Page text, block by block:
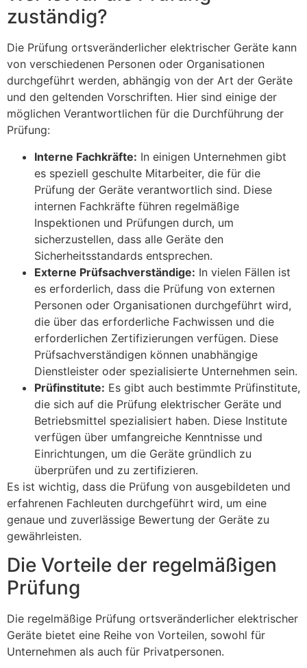
zuständig?
Die Prüfung ortsveränderlicher elektrischer Geräte kann
von verschiedenen Personen oder Organisationen
durchgeführt werden, abhängig von der Art der Geräte
und den geltenden Vorschriften. Hier sind einige der
möglichen Verantwortlichen für die Durchführung der
Prüfung:
Interne Fachkräfte: In einigen Unternehmen gibt
es speziell geschulte Mitarbeiter, die für die
Prüfung der Geräte verantwortlich sind. Diese
internen Fachkräfte führen regelmäßige
Inspektionen und Prüfungen durch, um
sicherzustellen, dass alle Geräte den
Sicherheitsstandards entsprechen.
Externe Prüfsachverständige: In vielen Fällen ist
es erforderlich, dass die Prüfung von externen
Personen oder Organisationen durchgeführt wird,
die über das erforderliche Fachwissen und die
erforderlichen Zertifizierungen verfügen. Diese
Prüfsachverständigen können unabhängige
Dienstleister oder spezialisierte Unternehmen sein.
Prüfinstitute: Es gibt auch bestimmte Prüfinstitute,
die sich auf die Prüfung elektrischer Geräte und
Betriebsmittel spezialisiert haben. Diese Institute
verfügen über umfangreiche Kenntnisse und
Einrichtungen, um die Geräte gründlich zu
überprüfen und zu zertifizieren.
Es ist wichtig, dass die Prüfung von ausgebildeten und
erfahrenen Fachleuten durchgeführt wird, um eine
genaue und zuverlässige Bewertung der Geräte zu
gewährleisten.
Die Vorteile der regelmäßigen
Prüfung
Die regelmäßige Prüfung ortsveränderlicher elektrischer
Geräte bietet eine Reihe von Vorteilen, sowohl für
Unternehmen als auch für Privatpersonen.